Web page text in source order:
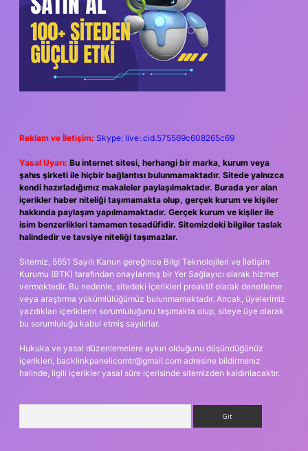
Reklam ve İletişim: Skype: live:.cid.575569c608265c69
Yasal Uyarı: Bu internet sitesi, herhangi bir marka, kurum veya
şahıs şirketi ile hiçbir bağlantısı bulunmamaktadır. Sitede yalnızca
kendi hazırladığımız makaleler paylaşılmaktadır. Burada yer alan
içerikler haber niteliği taşımamakta olup, gerçek kurum ve kişiler
hakkında paylaşım yapılmamaktadır. Gerçek kurum ve kişiler ile
isim benzerlikleri tamamen tesadüfidir. Sitemizdeki bilgiler taslak
halindedir ve tavsiye niteliği taşımazlar.
Sitemiz, 5651 Sayılı Kanun gereğince Bilgi Teknolojileri ve İletişim
Kurumu (BTK) tarafından onaylanmış bir Yer Sağlayıcı olarak hizmet
vermektedir. Bu nedenle, sitedeki içerikleri proaktif olarak denetleme
veya araştırma yükümlülüğümüz bulunmamaktadır. Ancak, üyelerimiz
yazdıkları içeriklerin sorumluluğunu taşımakta olup, siteye üye olarak
bu sorumluluğu kabul etmiş sayılırlar.
Hukuka ve yasal düzenlemelere aykırı olduğunu düşündüğünüz
içerikleri, backlinkpanelicomtr@gmail.com adresine bildirmeniz
halinde, ilgili içerikler yasal süre içerisinde sitemizden kaldırılacaktır.